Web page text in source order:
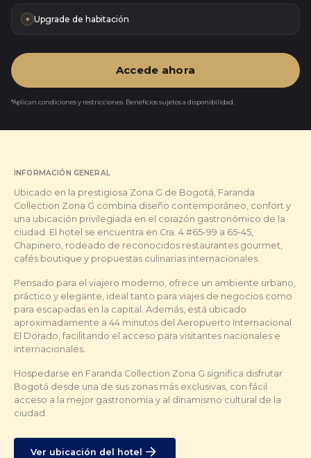
+ Upgrade de habitación
Accede ahora
*Aplican condiciones y restricciones. Beneficios sujetos a disponibilidad.
INFORMACIÓN GENERAL
Ubicado en la prestigiosa Zona G de Bogotá, Faranda
Collection Zona G combina diseño contemporáneo, confort y
una ubicación privilegiada en el corazón gastronómico de la
ciudad. El hotel se encuentra en Cra. 4 #65-99 a 65-45,
Chapinero, rodeado de reconocidos restaurantes gourmet,
cafés boutique y propuestas culinarias internacionales.
Pensado para el viajero moderno, ofrece un ambiente urbano,
práctico y elegante, ideal tanto para viajes de negocios como
para escapadas en la capital. Además, está ubicado
aproximadamente a 44 minutos del Aeropuerto Internacional
El Dorado, facilitando el acceso para visitantes nacionales e
internacionales.
Hospedarse en Faranda Collection Zona G significa disfrutar
Bogotá desde una de sus zonas más exclusivas, con fácil
acceso a la mejor gastronomía y al dinamismo cultural de la
ciudad.
Ver ubicación del hotel